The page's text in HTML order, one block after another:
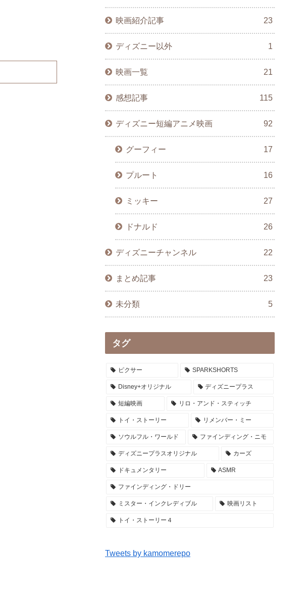
映画紹介記事 23
ディズニー以外 1
映画一覧 21
感想記事 115
ディズニー短編アニメ映画 92
グーフィー 17
プルート 16
ミッキー 27
ドナルド 26
ディズニーチャンネル 22
まとめ記事 23
未分類 5
タグ
ピクサー SPARKSHORTS
Disney+オリジナル ディズニープラス
短編映画 リロ・アンド・スティッチ
トイ・ストーリー リメンバー・ミー
ソウルフル・ワールド ファインディング・ニモ
ディズニープラスオリジナル カーズ
ドキュメンタリー ASMR
ファインディング・ドリー
ミスター・インクレディブル 映画リスト
トイ・ストーリー４
Tweets by kamomerepo